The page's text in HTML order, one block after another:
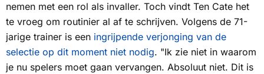
nemen met een rol als invaller. Toch vindt Ten Cate het
te vroeg om routinier al af te schrijven. Volgens de 71-
jarige trainer is een ingrijpende verjonging van de
selectie op dit moment niet nodig. "Ik zie niet in waarom
je nu spelers moet gaan vervangen. Absoluut niet. Dit is